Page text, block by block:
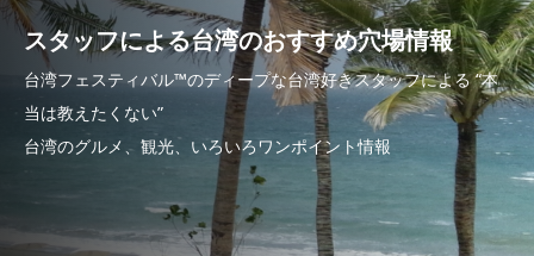
スタッフによる台湾のおすすめ穴場情報
台湾フェスティバル™のディープな台湾好きスタッフによる “本
当は教えたくない”
台湾のグルメ、観光、いろいろワンポイント情報